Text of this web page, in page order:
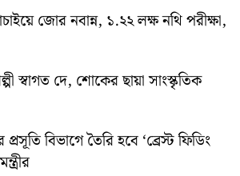
জোর নবান্ন, ১.২২ লক্ষ নথি পরীক্ষা,
স্বাগত দে, শোকের ছায়া সাংস্কৃতিক
বিভাগে তৈরি হবে ‘ব্রেস্ট ফিডিং